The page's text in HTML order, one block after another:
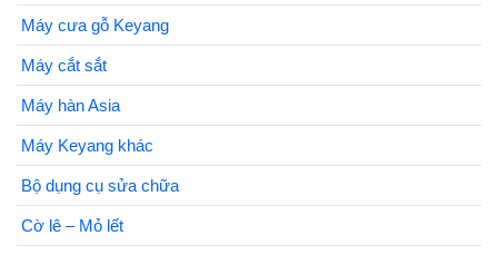
Máy cưa gỗ Keyang
Máy cắt sắt
Máy hàn Asia
Máy Keyang khác
Bộ dụng cụ sửa chữa
Cờ lê – Mỏ lết